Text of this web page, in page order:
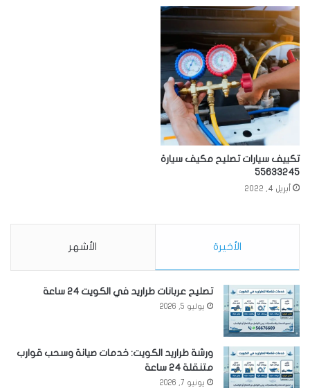
تكييف سيارات تصليح مكيف سيارة
55633245
أبريل 4, 2022
الأخيرة الأشهر
تصليح عربانات طراريد في الكويت 24 ساعة
يوليو 5, 2026
ورشة طراريد الكويت: خدمات صيانة وسحب قوارب
متنقلة 24 ساعة
يونيو 7, 2026